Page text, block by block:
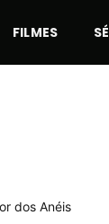
FILMES